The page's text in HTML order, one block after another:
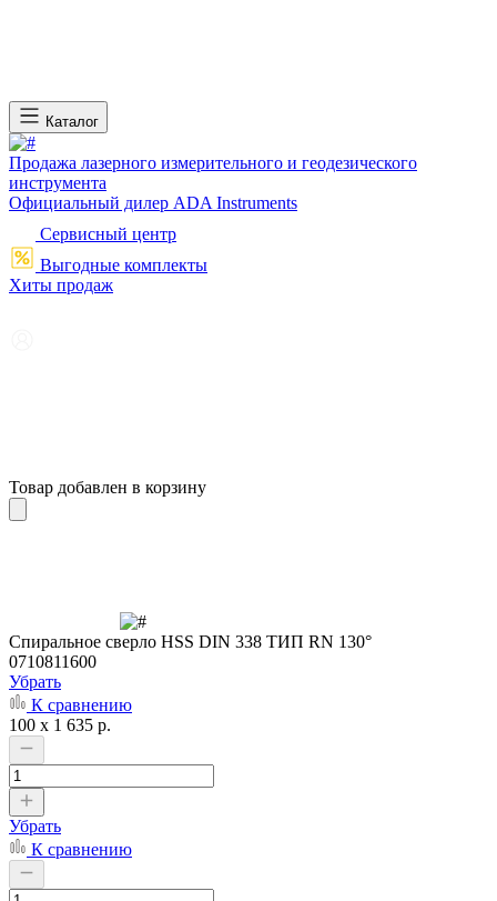
Каталог
Продажа лазерного измерительного и геодезического
инструмента
Официальный дилер ADA Instruments
Сервисный центр
Выгодные комплекты
Хиты продаж
Товар добавлен в корзину
Cпиральное сверло HSS DIN 338 ТИП RN 130°
0710811600
Убрать
К сравнению
100 x 1 635 р.
Убрать
К сравнению